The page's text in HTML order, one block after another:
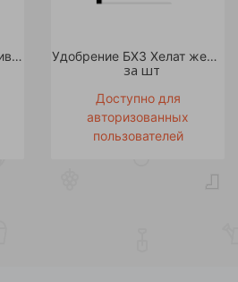
Удобрение Валагро Активейв/Actiwave1 л /1/20 Удобрение БХЗ Хелат железа Fe 11% 5г /45
за шт
Доступно для
авторизованных
пользователей